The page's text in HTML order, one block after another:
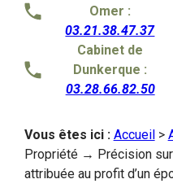
Omer :
03.21.38.47.37
Cabinet de
Dunkerque :
03.28.66.82.50
Vous êtes ici : Accueil>
Propriété → Précision sur
attribuée au profit d’un